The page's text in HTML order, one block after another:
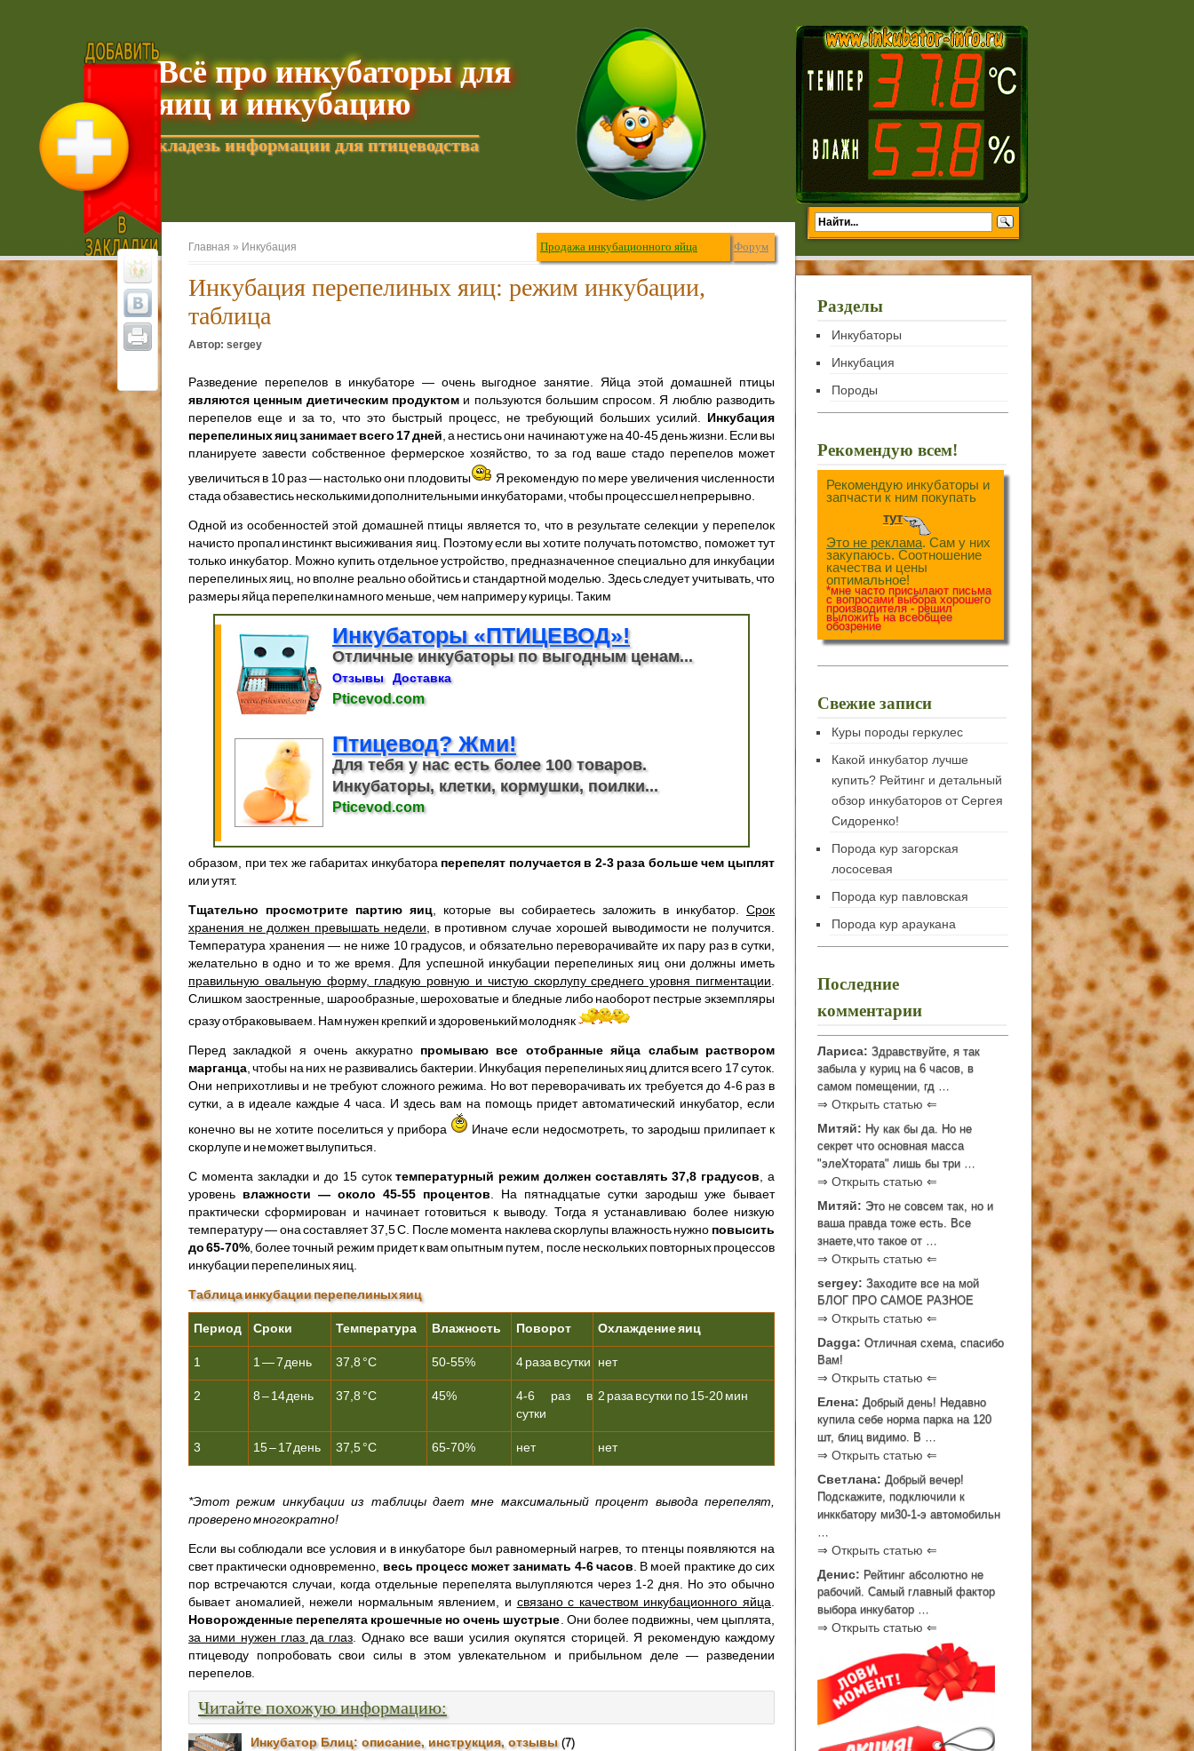
Всё про инкубаторы для
яиц и инкубацию
кладезь информации для птицеводства
Добавить текущую страницу в Избранное Форум
Продажа инкубационного яйца
Главная » Инкубация
Инкубация перепелиных яиц: режим инкубации,
таблица
Автор: sergey
Разведение перепелов в инкубаторе — очень выгодное занятие. Яйца этой домашней птицы
являются ценным диетическим продуктоми пользуются большим спросом. Я люблю разводить
перепелов еще и за то, что это быстрый процесс, не требующий больших усилий. Инкубация
перепелиных яиц занимает всего 17 дней , а нестись они начинают уже на 40-45 день жизни. Если вы
планируете завести собственное фермерское хозяйство, то за год ваше стадо перепелов может
увеличиться в 10 раз — настолько они плодовиты
Я рекомендую по мере увеличения численности
стада обзавестись несколькими дополнительными инкубаторами, чтобы процесс шел непрерывно.
Одной из особенностей этой домашней птицы является то, что в результате селекции у перепелок
начисто пропал инстинкт высиживания яиц. Поэтому если вы хотите получать потомство, поможет тут
только инкубатор. Можно купить отдельное устройство, предназначенное специально для инкубации
перепелиных яиц, но вполне реально обойтись и стандартной моделью. Здесь следует учитывать, что
размеры яйца перепелки намного меньше, чем например у курицы. Таким
Инкубаторы «ПТИЦЕВОД»!
Отличные инкубаторы по выгодным ценам...
Отзывы Доставка
Pticevod.com
Птицевод? Жми!
Для тебя у нас есть более 100 товаров.
Инкубаторы, клетки, кормушки, поилки...
Pticevod.com
образом, при тех же габаритах инкубатора перепелят получается в 2-3 раза больше чем цыплят
или утят.
Тщательно просмотрите партию яиц , которые вы собираетесь заложить в инкубатор.Срок
хранения не должен превышать недели , в противном случае хорошей выводимости не получится.
Температура хранения — не ниже 10 градусов, и обязательно переворачивайте их пару раз в сутки,
желательно в одно и то же время. Для успешной инкубации перепелиных яиц они должны иметь
правильную овальную форму, гладкую ровную и чистую скорлупу среднего уровня пигментации
Слишком заостренные, шарообразные, шероховатые и бледные либо наоборот пестрые экземпляры
сразу отбраковываем. Нам нужен крепкий и здоровенький молодняк
Перед закладкой я очень аккуратно промываю все отобранные яйца слабым раствором
марганца , чтобы на них не развивались бактерии. Инкубация перепелиных яиц длится всего 17 суток.
Они неприхотливы и не требуют сложного режима. Но вот переворачивать их требуется до 4-6 раз в
сутки, а в идеале каждые 4 часа. И здесь вам на помощь придет автоматический инкубатор, если
конечно вы не хотите поселиться у прибора
Иначе если недосмотреть, то зародыш прилипает к
скорлупе и не может вылупиться.
С момента закладки и до 15 сутоктемпературный режим должен составлять 37,8 градусов , а
уровень влажности — около 45-55 процентов . На пятнадцатые сутки зародыш уже бывает
практически сформирован и начинает готовиться к выводу. Тогда я устанавливаю более низкую
температуру — она составляет 37,5 C. После момента наклева скорлупы влажность нужно повысить
до 65-70% , более точный режим придет к вам опытным путем, после нескольких повторных процессов
инкубации перепелиных яиц.
Таблица инкубации перепелиных яиц
Период Сроки Температура Влажность Поворот Охлаждение яиц
1 1 — 7 день 37,8 °С 50-55% 4 раза в сутки нет
2 8 – 14 день 37,8 °С 45%
4-6 раз в
сутки
2 раза в сутки по 15-20 мин
3 15 – 17 день 37,5 °С 65-70% нет нет
*Этот режим инкубации из таблицы дает мне максимальный процент вывода перепелят,
проверено многократно!
Если вы соблюдали все условия и в инкубаторе был равномерный нагрев, то птенцы появляются на
свет практически одновременно, весь процесс может занимать 4-6 часов. В моей практике до сих
пор встречаются случаи, когда отдельные перепелята вылупляются через 1-2 дня. Но это обычно
бывает аномалией, нежели нормальным явлением, и связано с качеством инкубационного яйца.
Новорожденные перепелята крошечные но очень шустрые. Они более подвижны, чем цыплята,
за ними нужен глаз да глаз. Однако все ваши усилия окупятся сторицей. Я рекомендую каждому
птицеводу попробовать свои силы в этом увлекательном и прибыльном деле — разведении
перепелов.
Читайте похожую информацию:
Инкубатор Блиц: описание, инструкция, отзывы(7)
Разделы
Инкубаторы
Инкубация
Породы
Рекомендую всем!
Рекомендую инкубаторы и
запчасти к ним покупать
тут
Это не реклама. Сам у них
закупаюсь. Соотношение
качества и цены
оптимальное!
*мне часто присылают письма
с вопросами выбора хорошего
производителя - решил
выложить на всеобщее
обозрение
Свежие записи
Куры породы геркулес
Какой инкубатор лучше
купить? Рейтинг и детальный
обзор инкубаторов от Сергея
Сидоренко!
Порода кур загорская
лососевая
Порода кур павловская
Порода кур араукана
Последние
комментарии
Лариса: Здравствуйте, я так
забыла у куриц на 6 часов, в
самом помещении, гд …
⇒ Открыть статью ⇐
Митяй: Ну как бы да. Но не
секрет что основная масса
"элеХтората" лишь бы три …
⇒ Открыть статью ⇐
Митяй: Это не совсем так, но и
ваша правда тоже есть. Все
знаете,что такое от …
⇒ Открыть статью ⇐
sergey: Заходите все на мой
БЛОГ ПРО САМОЕ РАЗНОЕ
⇒ Открыть статью ⇐
Dagga: Отличная схема, спасибо
Вам!
⇒ Открыть статью ⇐
Елена: Добрый день! Недавно
купила себе норма парка на 120
шт, блиц видимо. В …
⇒ Открыть статью ⇐
Светлана: Добрый вечер!
Подскажите, подключили к
инккбатору ми30-1-э автомобильн
…
⇒ Открыть статью ⇐
Денис: Рейтинг абсолютно не
рабочий. Самый главный фактор
выбора инкубатор …
⇒ Открыть статью ⇐